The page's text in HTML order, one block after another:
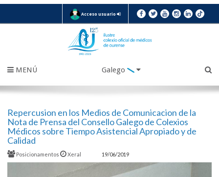
Acceso usuario
MENÚ Galego
Repercusion en los Medios de Comunicacion de la
Nota de Prensa del Consello Galego de Colexios
Médicos sobre Tiempo Asistencial Apropiado y de
Calidad
Posicionamentos Xeral 19/06/2019